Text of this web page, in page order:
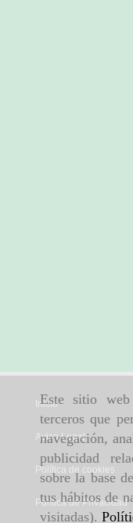
Este sitio
terceros que
navegación,
publicidad
sobre la base
tus hábitos de
visitadas).
Inicio
Aviso Legal
Política de cookies
Política de Privacidad